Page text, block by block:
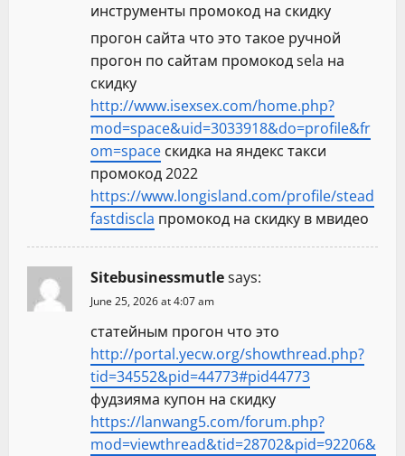
инструменты промокод на скидку
прогон сайта что это такое ручной
прогон по сайтам промокод sela на
скидку
http://www.isexsex.com/home.php?
mod=space&uid=3033918&do=profile&fr
om=space скидка на яндекс такси
промокод 2022
https://www.longisland.com/profile/stead
fastdiscla промокод на скидку в мвидео
Sitebusinessmutlesays:
June 25, 2026 at 4:07 am
статейным прогон что это
http://portal.yecw.org/showthread.php?
tid=34552&pid=44773#pid44773
фудзияма купон на скидку
https://lanwang5.com/forum.php?
mod=viewthread&tid=28702&pid=92206&